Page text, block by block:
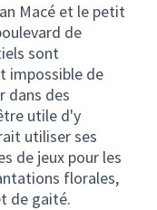
Macé et le petit
de
sont
impossible de
dans des
utile d'y
utiliser ses
de jeux pour les
florales,
de gaité.